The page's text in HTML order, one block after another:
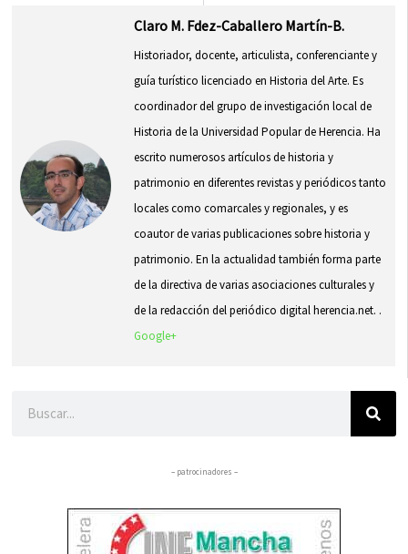
Claro M. Fdez-Caballero Martín-B.
Historiador, docente, articulista, conferenciante y
guía turístico licenciado en Historia del Arte. Es
coordinador del grupo de investigación local de
Historia de la Universidad Popular de Herencia. Ha
escrito numerosos artículos de historia y
patrimonio en diferentes revistas y periódicos tanto
locales como comarcales y regionales, y es
coautor de varias publicaciones sobre historia y
patrimonio. En la actualidad también forma parte
de la directiva de varias asociaciones culturales y
de la redacción del periódico digital herencia.net. .
Google+
– patrocinadores –